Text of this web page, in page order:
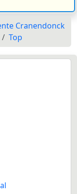
Cranendonck
Top